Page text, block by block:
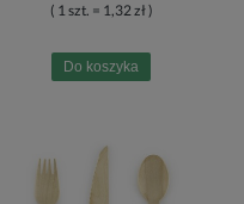
( 1 szt. = 1,32 zł )
Do koszyka